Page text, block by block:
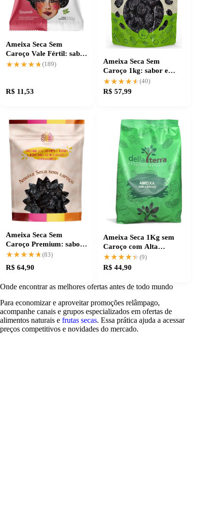
Ameixa Seca Sem
Caroço Vale Fértil: sabor
e praticidade
★★★★★
★★★★★ (189)
R$ 11,53
Ameixa Seca Sem
Caroço 1kg: sabor e
qualidade importada
★★★★★
★★★★★(40)
R$ 57,99
Ameixa Seca Sem
Caroço Premium: sabor
e qualidade garantidos
★★★★★
★★★★★ (83)
R$ 64,90
Ameixa Seca 1Kg sem
Caroço com Alta
Aceitação
★★★★★
★★★★★(9)
R$ 44,90
Onde encontrar as melhores ofertas antes de todo mundo
Para economizar e aproveitar promoções relâmpago,
acompanhe canais e grupos especializados em ofertas de
alimentos naturais e frutas secas. Essa prática ajuda a acessar
preços competitivos e novidades do mercado.